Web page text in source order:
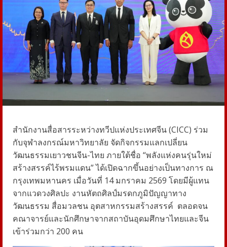
สำนักงานสื่อสารระหว่างทวีปแห่งประเทศจีน (CICC) ร่วม
กับจุฬาลงกรณ์มหาวิทยาลัย จัดกิจกรรมแลกเปลี่ยน
วัฒนธรรมเยาวชนจีน-ไทย ภายใต้ชื่อ “พลังแห่งคนรุ่นใหม่
สร้างสรรค์ไร้พรมแดน” ได้เปิดฉากขึ้นอย่างเป็นทางการ ณ
กรุงเทพมหานคร เมื่อวันที่ 14 มกราคม 2569 โดยมีผู้แทน
จากแวดวงศิลปะ งานหัตถศิลป์มรดกภูมิปัญญาทาง
วัฒนธรรม สื่อมวลชน อุตสาหกรรมสร้างสรรค์ ตลอดจน
คณาจารย์และนักศึกษาจากสถาบันอุดมศึกษาไทยและจีน
เข้าร่วมกว่า 200 คน